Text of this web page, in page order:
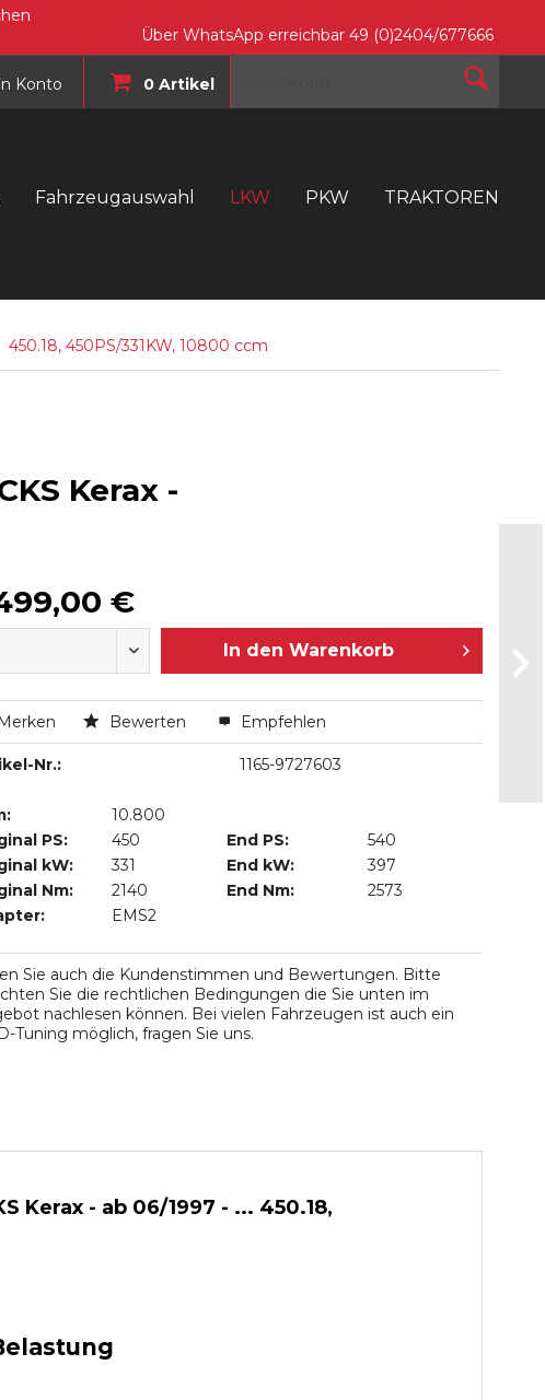
Über WhatsApp erreichbar 49 (0)2404/677666
Konto 0 Artikel
Fahrzeugauswahl LKW PKW TRAKTOREN
450.18, 450PS/331KW, 10800 ccm
Kerax -
€
In den Warenkorb
Merken Bewerten Empfehlen
Nr.: 1165-9727603
10.800
PS:
450 End PS:
540
kW:
331 End kW:
397
Nm:
2140 End Nm:
2573
EMS2
Sie auch die Kundenstimmen und Bewertungen. Bitte
Sie die rechtlichen Bedingungen die Sie unten im
nachlesen können. Bei vielen Fahrzeugen ist auch ein
Tuning möglich, fragen Sie uns.
Kerax - ab 06/1997 - ... 450.18,